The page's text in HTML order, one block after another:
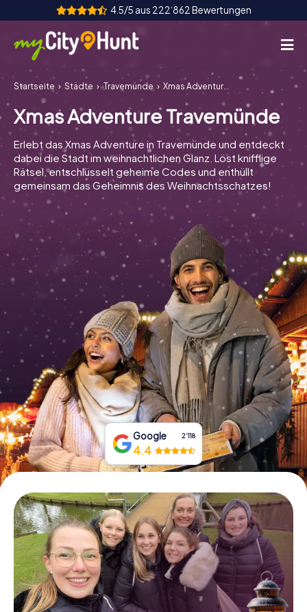
4.5/5 aus 222‘862 Bewertungen
So funktioniert's
Städte
Touren
Teamevent
Tickets
INT AT CH
FR UK
IT
Tickets buchen
Gutscheine bestellen
Startseite Städte Travemünde Xmas Adventure Travemünde
Xmas Adventure Travemünde
Erlebt das Xmas Adventure in Travemünde und entdeckt
dabei die Stadt im weihnachtlichen Glanz. Löst knifflige
Rätsel, entschlüsselt geheime Codes und enthüllt
gemeinsam das Geheimnis des Weihnachtsschatzes!
Google 2‘118
4.4